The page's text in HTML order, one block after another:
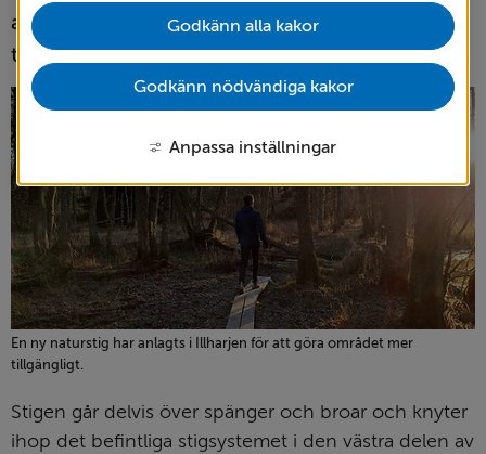
Godkänn alla kakor
Godkänn nödvändiga kakor
Anpassa inställningar
anlagts en naturstig för att göra området mer
tillgängligt.
En ny naturstig har anlagts i Illharjen för att göra området mer
tillgängligt.
Stigen går delvis över spänger och broar och knyter
ihop det befintliga stigsystemet i den västra delen av